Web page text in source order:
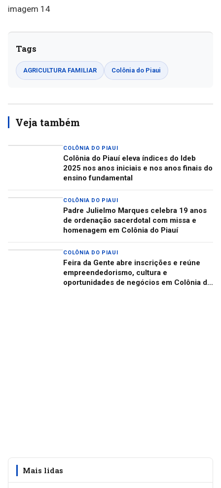
Tags
AGRICULTURA FAMILIAR Colônia do Piaui
Veja também
COLÔNIA DO PIAUI
Colônia do Piauí eleva índices do Ideb
2025 nos anos iniciais e nos anos finais do
ensino fundamental
COLÔNIA DO PIAUI
Padre Julielmo Marques celebra 19 anos
de ordenação sacerdotal com missa e
homenagem em Colônia do Piauí
COLÔNIA DO PIAUI
Feira da Gente abre inscrições e reúne
empreendedorismo, cultura e
oportunidades de negócios em Colônia do
Mais lidas